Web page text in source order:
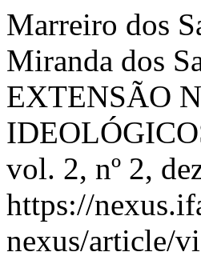
Marreiro dos
Miranda dos
EXTENSÃO
vol. 2, nº 2,
https://
nexus/article/